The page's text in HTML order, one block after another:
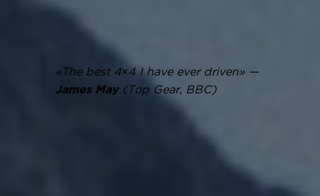
«The best 4×4 I have ever driven» —
James May(Top Gear, BBC)